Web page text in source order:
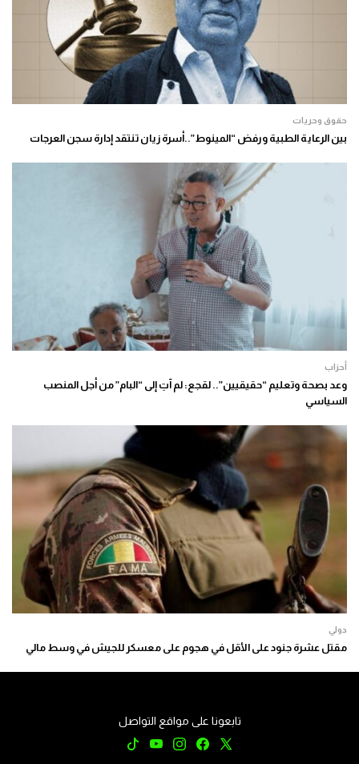
حقوق وحريات
بين الرعاية الطبية ورفض “المينوط”..أسرة زيان تنتقد إدارة سجن العرجات
أحزاب
وعد بصحة وتعليم “حقيقيين”.. لقجع: لم آتِ إلى “البام” من أجل المنصب
السياسي
دولي
مقتل عشرة جنود على الأقل في هجوم على معسكر للجيش في وسط مالي
تابعونا على مواقع التواصل